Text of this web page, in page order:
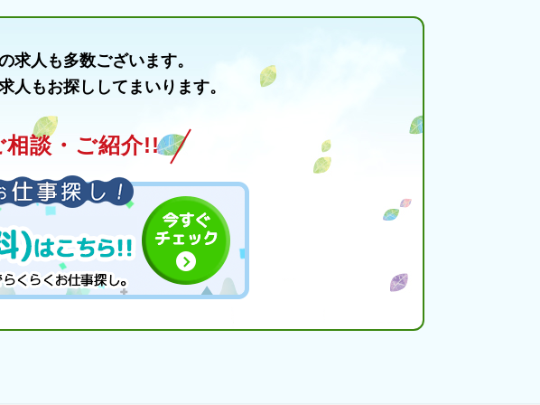
人も多数ございます。
人もお探ししてまいります。
相談・ご紹介!!